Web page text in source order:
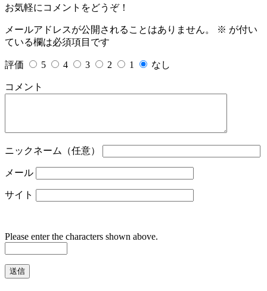
お気軽にコメントをどうぞ！
メールアドレスが公開されることはありません。 ※ が付い
ている欄は必須項目です
評価 5 4 3 2 1 なし
コメント
ニックネーム（任意）
メール
サイト
Please enter the characters shown above.